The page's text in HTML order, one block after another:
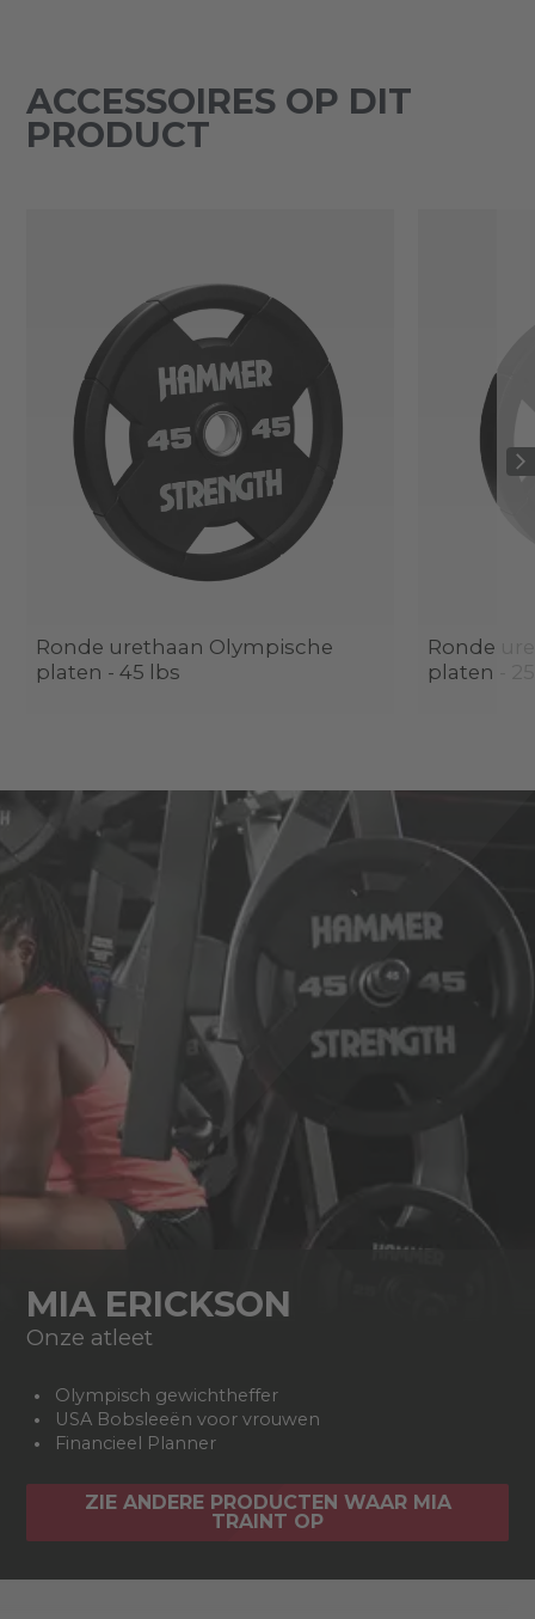
ACCESSOIRES OP DIT
PRODUCT
Ronde urethaan Olympische
platen - 45 lbs
Ronde
platen -
MIA ERICKSON
Onze atleet
Olympisch gewichtheffer
USA Bobsleeën voor vrouwen
Financieel Planner
ZIE ANDERE PRODUCTEN WAAR MIA
TRAINT OP